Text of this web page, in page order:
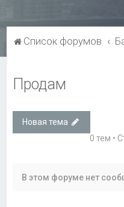
Список форумов
Продам
Новая тема
0 тем •
В этом форуме нет